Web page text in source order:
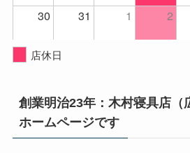
30 31 1 2
店休日
創業明治23年：木村寝具店（
ホームページです